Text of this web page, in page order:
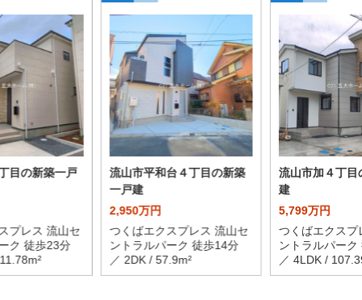
目の新築一戸
プレス 流山セ
ク 徒歩23分
流山市平和台４丁目の新築
一戸建
2,950万円
つくばエクスプレス 流山セ
ントラルパーク 徒歩14分
／ 2DK / 57.9m²
流山市加４丁目
建
5,799万円
つくばエクスプ
ントラルパーク
／ 4LDK /